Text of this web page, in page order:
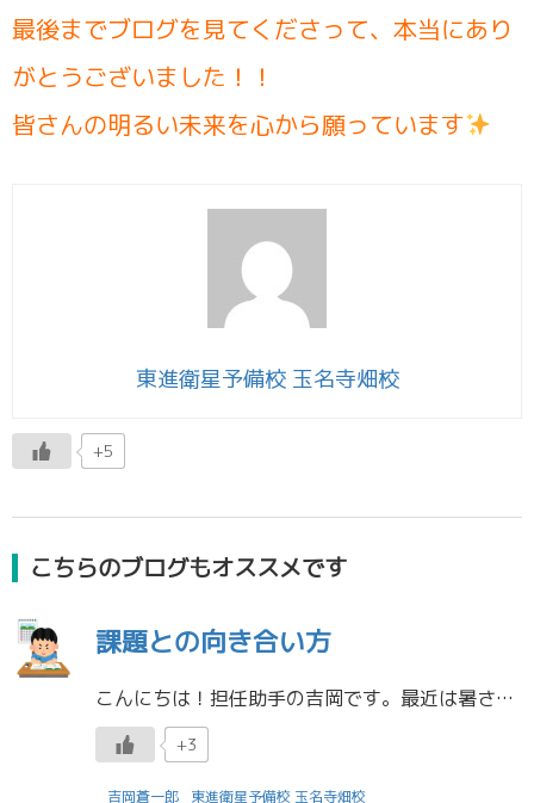
最後までブログを見てくださって、本当にあり
がとうございました！！
皆さんの明るい未来を心から願っています
東進衛星予備校 玉名寺畑校
+5
こちらのブログもオススメです
課題との向き合い方
こんにちは！担任助手の吉岡です。最近は暑さが厳しい日が続いていますね。 今年は雨が全然降っていないので、体感昨年よりも暑いと感じます... 熱中症にならないよう、水分補給をしっかりして対策をしなければなりませんね。 宿題 […]
+3
吉岡蒼一郎 東進衛星予備校 玉名寺畑校